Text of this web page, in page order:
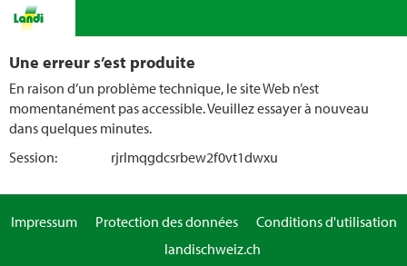
Une erreur s’est produite
En raison d’un problème technique, le site Web n’est
momentanément pas accessible. Veuillez essayer à nouveau
dans quelques minutes.
Session:
rjrlmqgdcsrbew2f0vt1dwxu
Impressum Protection des données
Conditions d'utilisation
landischweiz.ch